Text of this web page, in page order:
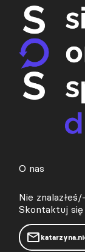
O nas
Nie
Skontaktuj się